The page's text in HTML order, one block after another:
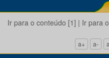
Ir para o conteúdo [1] | Ir para
a+ a- a